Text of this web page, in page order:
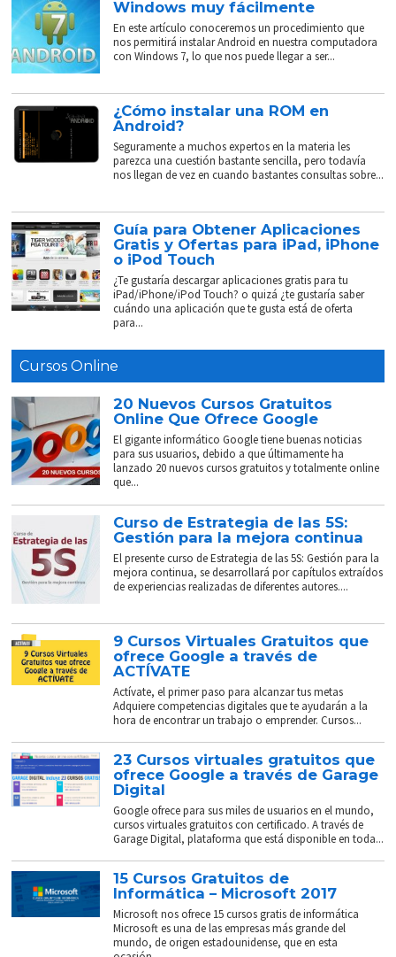
Windows muy fácilmente
En este artículo conoceremos un procedimiento que
nos permitirá instalar Android en nuestra computadora
con Windows 7, lo que nos puede llegar a ser...
¿Cómo instalar una ROM en
Android?
Seguramente a muchos expertos en la materia les
parezca una cuestión bastante sencilla, pero todavía
nos llegan de vez en cuando bastantes consultas sobre...
Guía para Obtener Aplicaciones
Gratis y Ofertas para iPad, iPhone
o iPod Touch
¿Te gustaría descargar aplicaciones gratis para tu
iPad/iPhone/iPod Touch? o quizá ¿te gustaría saber
cuándo una aplicación que te gusta está de oferta
para...
Cursos Online
20 Nuevos Cursos Gratuitos
Online Que Ofrece Google
El gigante informático Google tiene buenas noticias
para sus usuarios, debido a que últimamente ha
lanzado 20 nuevos cursos gratuitos y totalmente online
que...
Curso de Estrategia de las 5S:
Gestión para la mejora continua
El presente curso de Estrategia de las 5S: Gestión para la
mejora continua, se desarrollará por capítulos extraídos
de experiencias realizadas de diferentes autores....
9 Cursos Virtuales Gratuitos que
ofrece Google a través de
ACTÍVATE
Actívate, el primer paso para alcanzar tus metas
Adquiere competencias digitales que te ayudarán a la
hora de encontrar un trabajo o emprender. Cursos...
23 Cursos virtuales gratuitos que
ofrece Google a través de Garage
Digital
Google ofrece para sus miles de usuarios en el mundo,
cursos virtuales gratuitos con certificado. A través de
Garage Digital, plataforma que está disponible en toda...
15 Cursos Gratuitos de
Informática – Microsoft 2017
Microsoft nos ofrece 15 cursos gratis de informática
Microsoft es una de las empresas más grande del
mundo, de origen estadounidense, que en esta